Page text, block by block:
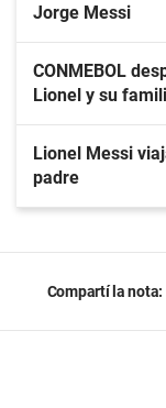
Jorge Messi
CONMEBOL
Lionel y su
Lionel Messi
padre
Compartí la nota: